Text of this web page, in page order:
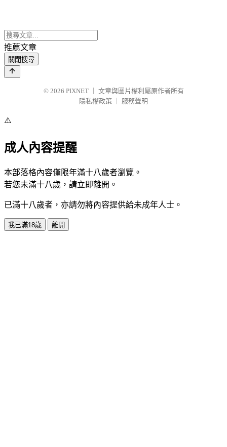
推薦文章
關閉搜尋
© 2026 PIXNET
文章與圖片權利屬原作者所有
隱私權政策
服務聲明
⚠️
成人內容提醒
本部落格內容僅限年滿十八歲者瀏覽。
若您未滿十八歲，請立即離開。
已滿十八歲者，亦請勿將內容提供給未成年人士。
我已滿18歲 離開